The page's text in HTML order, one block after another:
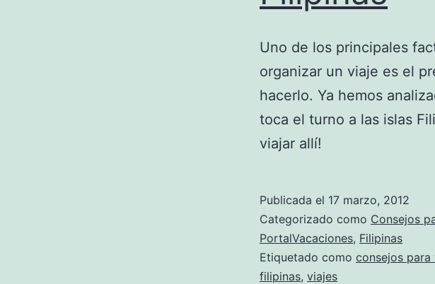
Uno de los principales
organizar un viaje es el
hacerlo. Ya hemos
toca el turno a las islas
viajar allí!
Publicada el 17 marzo, 2012
Categorizado como Consejos
PortalVacaciones, Filipinas
Etiquetado como consejos para
filipinas, viajes